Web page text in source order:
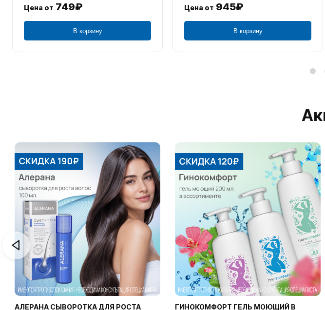
Цена от 749₽
В корзину
Цена от 945₽
В корзину
АЛЕРАНА СЫВОРОТКА ДЛЯ РОСТА ГИНОКОМФОРТ ГЕЛЬ МОЮЩИЙ В